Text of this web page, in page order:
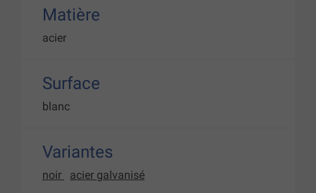
Matière
acier
Surface
blanc
Variantes
noir acier galvanisé